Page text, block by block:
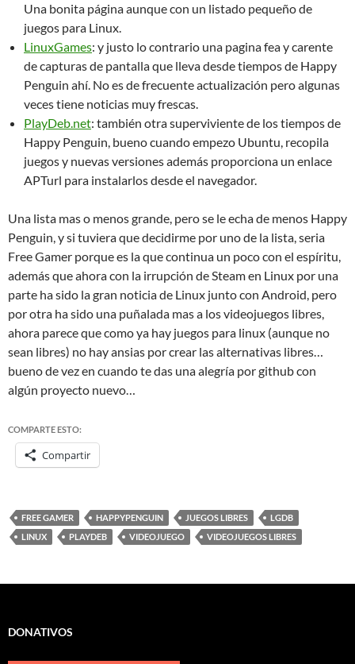
Una bonita página aunque con un listado pequeño de
juegos para Linux.
LinuxGames: y justo lo contrario una pagina fea y carente
de capturas de pantalla que lleva desde tiempos de Happy
Penguin ahí. No es de frecuente actualización pero algunas
veces tiene noticias muy frescas.
PlayDeb.net: también otra superviviente de los tiempos de
Happy Penguin, bueno cuando empezo Ubuntu, recopila
juegos y nuevas versiones además proporciona un enlace
APTurl para instalarlos desde el navegador.
Una lista mas o menos grande, pero se le echa de menos Happy
Penguin, y si tuviera que decidirme por uno de la lista, seria
Free Gamer porque es la que continua un poco con el espíritu,
además que ahora con la irrupción de Steam en Linux por una
parte ha sido la gran noticia de Linux junto con Android, pero
por otra ha sido una puñalada mas a los videojuegos libres,
ahora parece que como ya hay juegos para linux (aunque no
sean libres) no hay ansias por crear las alternativas libres…
bueno de vez en cuando te das una alegría por github con
algún proyecto nuevo…
COMPARTE ESTO:
Compartir
FREE GAMER HAPPYPENGUIN JUEGOS LIBRES
LGDB
LINUX
PLAYDEB VIDEOJUEGO VIDEOJUEGOS LIBRES
DONATIVOS